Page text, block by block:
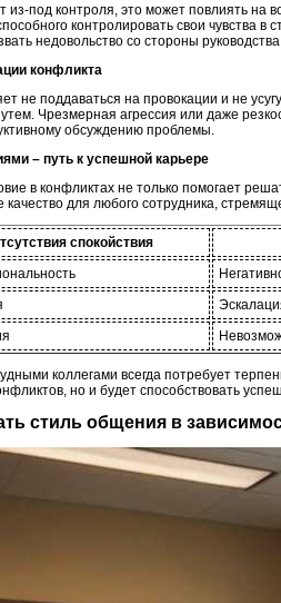
из-под контроля, это может повлиять на
контролировать свои чувства
недовольство со стороны руководства.
конфликта
не поддаваться на провокации и не
Чрезмерная агрессия или даже
обсуждению проблемы.
– путь к успешной карьере
в конфликтах не только помогает
для любого сотрудника,
спокойствия
коллегами всегда потребует
но и будет способствовать
стиль общения в